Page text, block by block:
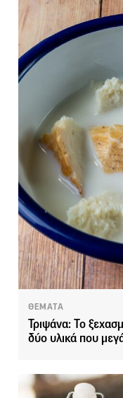
ΘΕΜΑΤΑ
Τριψάνα: Το
δύο υλικά που